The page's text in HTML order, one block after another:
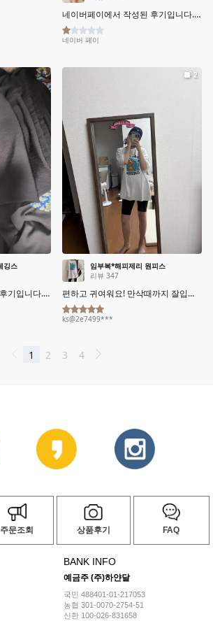
주문조회 상품후기 FAQ
BANK INFO
예금주 (주)하얀달
국민 488401-01-217053
농협 301-0070-2754-51
신한 100-026-831658